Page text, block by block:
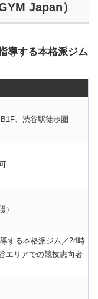
Japan）
導する本格派ジム
、渋谷駅徒歩圏
）
する本格派ジム／24時
エリアでの競技志向者